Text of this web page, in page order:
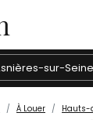
sur-
À Louer Hauts-